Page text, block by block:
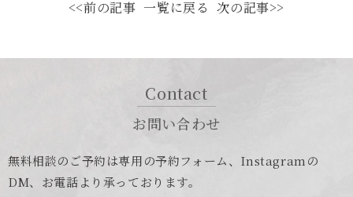
<<前の記事 一覧に戻る 次の記事>>
Contact
お問い合わせ
無料相談のご予約は専用の予約フォーム、Instagramの
DM、お電話より承っております。